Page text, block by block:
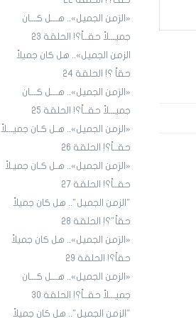
«الزمن الجميل».. هـــل كـــان
جميـــلاً حقــاً؟! الحلقة 23
الزمن الجميل».. هل كان جميلاً
حقاً ؟! الحلقة 24
«الزمن الجميل».. هـــل كـــان
جميـــلاً حقــاً؟! الحلقة 25
«الزمن الجميل».. هـل كـان جميـــلاً
حقــاً؟! الحلقة 26
«الزمن الجميل».. هـل كـان جميـلاً
حقــاً؟! الحلقة 27
"الزمن الجميل".. هل كان جميلاً
حقاً"؟! الحلقة 28
«الزمن الجميل».. هل كان جميلاً
حقاً؟! الحلقة 29
«الزمن الجميل».. هـــل كـــان
جميـــلاً حقــاً؟! الحلقة 30
"الزمن الجميل".. هل كان جميلاً